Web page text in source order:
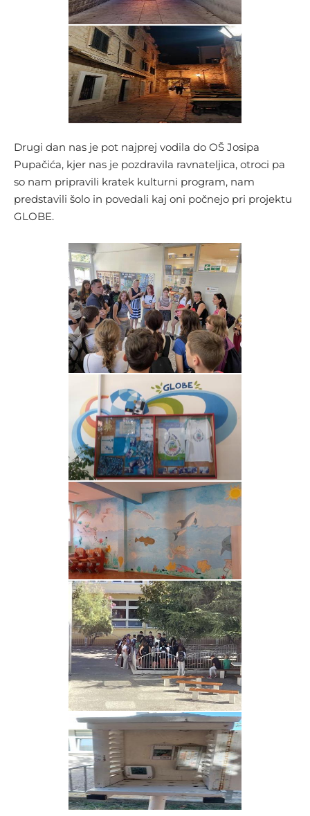
Drugi dan nas je pot najprej vodila do OŠ Josipa
Pupačića, kjer nas je pozdravila ravnateljica, otroci pa
so nam pripravili kratek kulturni program, nam
predstavili šolo in povedali kaj oni počnejo pri projektu
GLOBE.